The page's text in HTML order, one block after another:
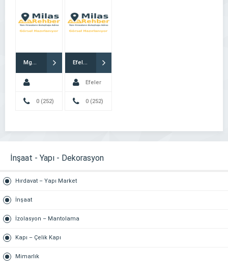
Mgm Global Güvenlik
Zübeyde
0 (252)
Efeler Özel Güvenlik Milas
Efeler
Özel 0 (252)
İnşaat - Yapı - Dekorasyon
Hırdavat – Yapı Market
İnşaat
İzolasyon – Mantolama
Kapı – Çelik Kapı
Mimarlık